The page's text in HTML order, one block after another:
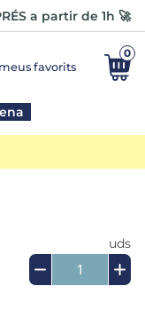
a partir de 1h 🚀
favorits
0
uds